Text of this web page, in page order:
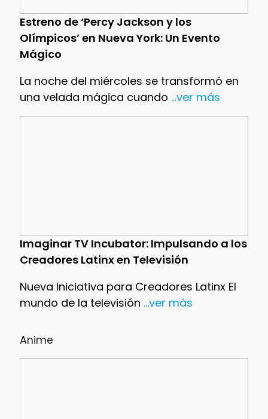
Estreno de ‘Percy Jackson y los
Olímpicos’ en Nueva York: Un Evento
Mágico
La noche del miércoles se transformó en
una velada mágica cuando ...ver más
Imaginar TV Incubator: Impulsando a los
Creadores Latinx en Televisión
Nueva Iniciativa para Creadores Latinx El
mundo de la televisión ...ver más
Anime